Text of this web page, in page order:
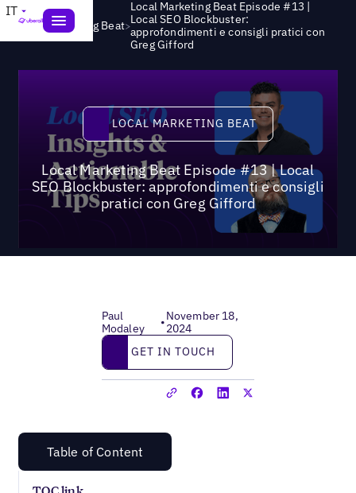
IT
Local Marketing Beat>
Local Marketing Beat Episode #13 |
Local SEO Blockbuster:
approfondimenti e consigli pratici con
Greg Gifford
Local Marketing Beat
LOCAL MARKETING BEAT
Local Marketing Beat Episode #13 | Local
SEO Blockbuster: approfondimenti e consigli
pratici con Greg Gifford
Paul
Modaley
•November 18,
2024
Get in touch
GET IN TOUCH
Table of Content